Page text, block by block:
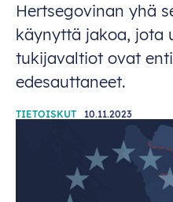
Hertsegovinan yhä
käynyttä jakoa, jota
tukijavaltiot ovat
edesauttaneet.
TIETOISKUT 10.11.2023